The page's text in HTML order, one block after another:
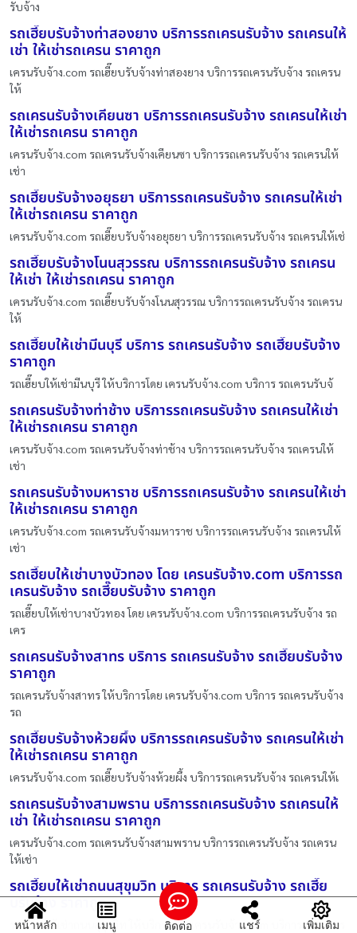
รับจ้าง
รถเฮี๊ยบรับจ้างท่าสองยาง บริการรถเครนรับจ้าง รถเครนให้
เช่า ให้เช่ารถเครน ราคาถูก
เครนรับจ้าง.com รถเฮี๊ยบรับจ้างท่าสองยาง บริการรถเครนรับจ้าง รถเครน
ให้
รถเครนรับจ้างเคียนซา บริการรถเครนรับจ้าง รถเครนให้เช่า
ให้เช่ารถเครน ราคาถูก
เครนรับจ้าง.com รถเครนรับจ้างเคียนซา บริการรถเครนรับจ้าง รถเครนให้
เช่า
รถเฮี๊ยบรับจ้างอยุธยา บริการรถเครนรับจ้าง รถเครนให้เช่า
ให้เช่ารถเครน ราคาถูก
เครนรับจ้าง.com รถเฮี๊ยบรับจ้างอยุธยา บริการรถเครนรับจ้าง รถเครนให้เช่
รถเฮี๊ยบรับจ้างโนนสุวรรณ บริการรถเครนรับจ้าง รถเครน
ให้เช่า ให้เช่ารถเครน ราคาถูก
เครนรับจ้าง.com รถเฮี๊ยบรับจ้างโนนสุวรรณ บริการรถเครนรับจ้าง รถเครน
ให้
รถเฮี๊ยบให้เช่ามีนบุรี บริการ รถเครนรับจ้าง รถเฮี๊ยบรับจ้าง
ราคาถูก
รถเฮี๊ยบให้เช่ามีนบุรี ให้บริการโดย เครนรับจ้าง.com บริการ รถเครนรับจ้
รถเครนรับจ้างท่าช้าง บริการรถเครนรับจ้าง รถเครนให้เช่า
ให้เช่ารถเครน ราคาถูก
เครนรับจ้าง.com รถเครนรับจ้างท่าช้าง บริการรถเครนรับจ้าง รถเครนให้
เช่า
รถเครนรับจ้างมหาราช บริการรถเครนรับจ้าง รถเครนให้เช่า
ให้เช่ารถเครน ราคาถูก
เครนรับจ้าง.com รถเครนรับจ้างมหาราช บริการรถเครนรับจ้าง รถเครนให้
เช่า
รถเฮี๊ยบให้เช่าบางบัวทอง โดย เครนรับจ้าง.com บริการรถ
เครนรับจ้าง รถเฮี๊ยบรับจ้าง ราคาถูก
รถเฮี๊ยบให้เช่าบางบัวทอง โดย เครนรับจ้าง.com บริการรถเครนรับจ้าง รถ
เคร
รถเครนรับจ้างสาทร บริการ รถเครนรับจ้าง รถเฮี๊ยบรับจ้าง
ราคาถูก
รถเครนรับจ้างสาทร ให้บริการโดย เครนรับจ้าง.com บริการ รถเครนรับจ้าง
รถ
รถเฮี๊ยบรับจ้างห้วยผึ้ง บริการรถเครนรับจ้าง รถเครนให้เช่า
ให้เช่ารถเครน ราคาถูก
เครนรับจ้าง.com รถเฮี๊ยบรับจ้างห้วยผึ้ง บริการรถเครนรับจ้าง รถเครนให้เ
รถเครนรับจ้างสามพราน บริการรถเครนรับจ้าง รถเครนให้
เช่า ให้เช่ารถเครน ราคาถูก
เครนรับจ้าง.com รถเครนรับจ้างสามพราน บริการรถเครนรับจ้าง รถเครน
ให้เช่า
รถเฮี๊ยบให้เช่าถนนสุขุมวิท บริการ รถเครนรับจ้าง รถเฮี๊ย
บรับจ้าง ราคาถูก
รถเฮี๊ยบให้เช่าถนนสุขุมวิท ให้บริการโดย เครนรับจ้าง.com บริการ รถเครนร
หน้าหลัก เมนู ติดต่อ แชร์ เพิ่มเติม